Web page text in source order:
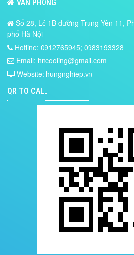
VĂN PHÒNG
Số 28, Lô 1B đường Trung Yên 11,
phố Hà Nội
Hotline: 0912765945; 0983193328
Email: hncooling@gmail.com
Website: hungnghiep.vn
QR TO CALL